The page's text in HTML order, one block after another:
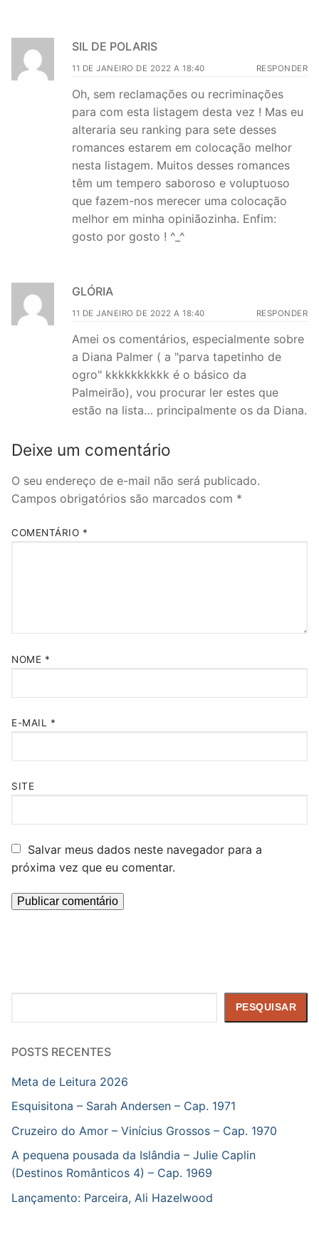
SIL DE POLARIS
11 DE JANEIRO DE 2022 A 18:40 RESPONDER
Oh, sem reclamações ou recriminações
para com esta listagem desta vez ! Mas eu
alteraria seu ranking para sete desses
romances estarem em colocação melhor
nesta listagem. Muitos desses romances
têm um tempero saboroso e voluptuoso
que fazem-nos merecer uma colocação
melhor em minha opiniãozinha. Enfim:
gosto por gosto ! ^_^
GLÓRIA
11 DE JANEIRO DE 2022 A 18:40 RESPONDER
Amei os comentários, especialmente sobre
a Diana Palmer ( a "parva tapetinho de
ogro" kkkkkkkkkk é o básico da
Palmeirão), vou procurar ler estes que
estão na lista… principalmente os da Diana.
Deixe um comentário
O seu endereço de e-mail não será publicado.
Campos obrigatórios são marcados com *
COMENTÁRIO *
NOME *
E-MAIL *
SITE
Salvar meus dados neste navegador para a
próxima vez que eu comentar.
PESQUISAR
POSTS RECENTES
Meta de Leitura 2026
Esquisitona – Sarah Andersen – Cap. 1971
Cruzeiro do Amor – Vinícius Grossos – Cap. 1970
A pequena pousada da Islândia – Julie Caplin
(Destinos Românticos 4) – Cap. 1969
Lançamento: Parceira, Ali Hazelwood